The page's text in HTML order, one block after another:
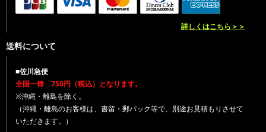
詳しくはこちら＞＞
送料について
■佐川急便
全国一律 750円（税込）となります。
※沖縄・離島を除く。
（沖縄・離島のお客様は、書留・郵パック等で、別途お見積もりさせて
いただきます。）